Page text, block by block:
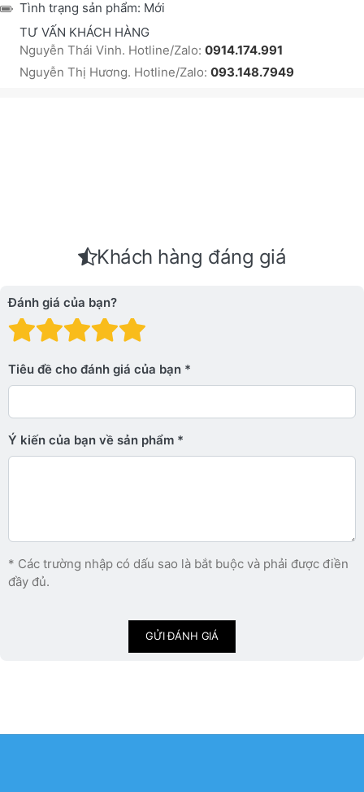
Tình trạng sản phẩm: Mới
TƯ VẤN KHÁCH HÀNG
Nguyễn Thái Vinh. Hotline/Zalo: 0914.174.991
Nguyễn Thị Hương. Hotline/Zalo: 093.148.7949
Khách hàng đáng giá
Đánh giá của bạn?
Đánh giá: 4 trên 5
Đánh giá: 3 trên 5 sao.
Đánh giá: 2 trên 5 sao.
Đánh giá: 1 trên 5 sao. Xấu
Tiêu đề cho đánh giá của bạn
Ý kiến ​​của bạn về sản phẩm
* Các trường nhập có dấu sao là bắt buộc và phải được điền
đầy đủ.
GỬI ĐÁNH GIÁ